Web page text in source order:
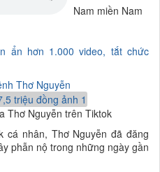
Nam miền Nam
ẩn hơn 1.000 video, tắt chức
Thơ Nguyễn
Thơ Nguyễn trên Tiktok
cá nhân, Thơ Nguyễn đã đăng
phẫn nộ trong những ngày gần